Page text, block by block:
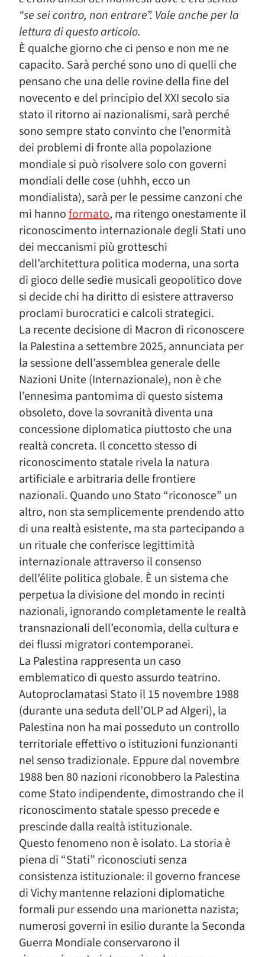
“se sei contro, non entrare”. Vale anche per la
lettura di questo articolo.
È qualche giorno che ci penso e non me ne
capacito. Sarà perché sono uno di quelli che
pensano che una delle rovine della fine del
novecento e del principio del XXI secolo sia
stato il ritorno ai nazionalismi, sarà perché
sono sempre stato convinto che l’enormità
dei problemi di fronte alla popolazione
mondiale si può risolvere solo con governi
mondiali delle cose (uhhh, ecco un
mondialista), sarà per le pessime canzoni che
mi hannoformato, ma ritengo onestamente il
riconoscimento internazionale degli Stati uno
dei meccanismi più grotteschi
dell’architettura politica moderna, una sorta
di gioco delle sedie musicali geopolitico dove
si decide chi ha diritto di esistere attraverso
proclami burocratici e calcoli strategici.
La recente decisione di Macron di riconoscere
la Palestina a settembre 2025, annunciata per
la sessione dell’assemblea generale delle
Nazioni Unite (Internazionale), non è che
l’ennesima pantomima di questo sistema
obsoleto, dove la sovranità diventa una
concessione diplomatica piuttosto che una
realtà concreta. Il concetto stesso di
riconoscimento statale rivela la natura
artificiale e arbitraria delle frontiere
nazionali. Quando uno Stato “riconosce” un
altro, non sta semplicemente prendendo atto
di una realtà esistente, ma sta partecipando a
un rituale che conferisce legittimità
internazionale attraverso il consenso
dell’élite politica globale. È un sistema che
perpetua la divisione del mondo in recinti
nazionali, ignorando completamente le realtà
transnazionali dell’economia, della cultura e
dei flussi migratori contemporanei.
La Palestina rappresenta un caso
emblematico di questo assurdo teatrino.
Autoproclamatasi Stato il 15 novembre 1988
(durante una seduta dell’OLP ad Algeri), la
Palestina non ha mai posseduto un controllo
territoriale effettivo o istituzioni funzionanti
nel senso tradizionale. Eppure dal novembre
1988 ben 80 nazioni riconobbero la Palestina
come Stato indipendente, dimostrando che il
riconoscimento statale spesso precede e
prescinde dalla realtà istituzionale.
Questo fenomeno non è isolato. La storia è
piena di “Stati” riconosciuti senza
consistenza istituzionale: il governo francese
di Vichy mantenne relazioni diplomatiche
formali pur essendo una marionetta nazista;
numerosi governi in esilio durante la Seconda
Guerra Mondiale conservarono il